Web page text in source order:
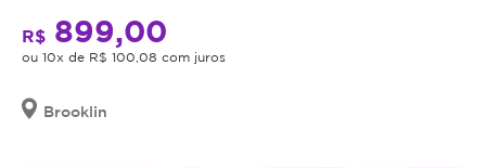
R$ 899,00
ou 10x de R$ 100,08 com juros
Brooklin